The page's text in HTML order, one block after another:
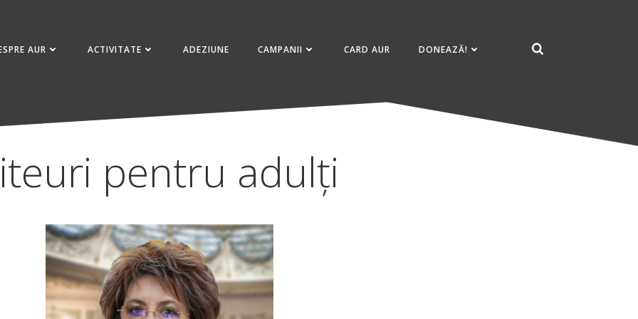
AUR ACTIVITATE ADEZIUNE CAMPANII CARD AUR DONEAZĂ!
pentru adulți